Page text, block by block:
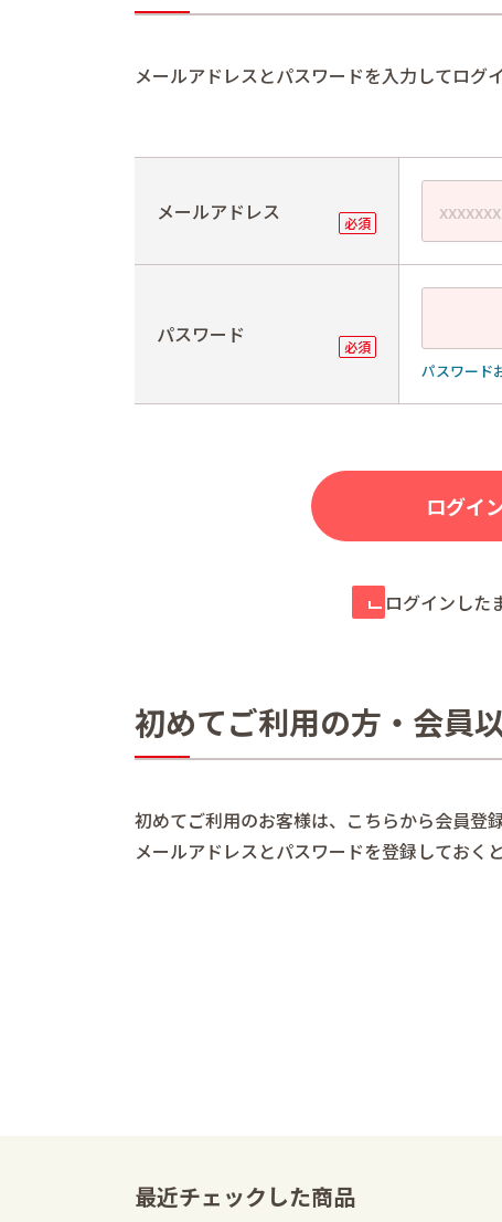
メールアドレスとパスワードを入力してログ
メールアドレス
パスワード
パスワード
ログインした
初めてご利用の方・会員
初めてご利用のお客様は、こちらから会員登
メールアドレスとパスワードを登録しておく
最近チェックした商品